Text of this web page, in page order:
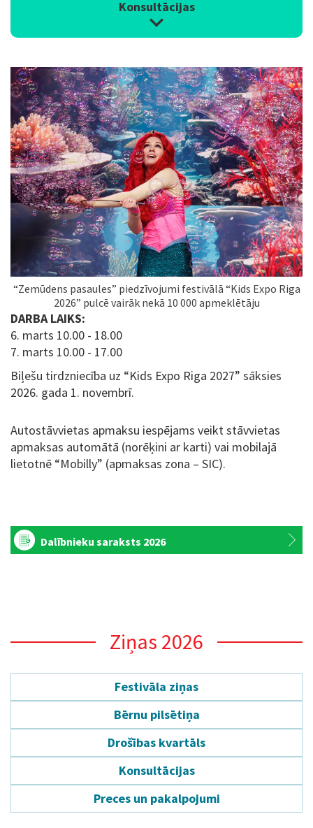
Konsultācijas
“Zemūdens pasaules” piedzīvojumi festivālā “Kids Expo Riga
2026” pulcē vairāk nekā 10 000 apmeklētāju
DARBA LAIKS:
6. marts 10.00 - 18.00
7. marts 10.00 - 17.00
Biļešu tirdzniecība uz “Kids Expo Riga 2027” sāksies
2026. gada 1. novembrī.
Autostāvvietas apmaksu iespējams veikt stāvvietas
apmaksas automātā (norēķini ar karti) vai mobilajā
lietotnē “Mobilly” (apmaksas zona – SIC).
Dalībnieku saraksts 2026
Ziņas 2026
Festivāla ziņas
Bērnu pilsētiņa
Drošības kvartāls
Konsultācijas
Preces un pakalpojumi